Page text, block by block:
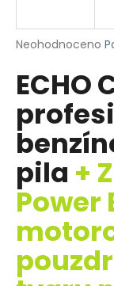
Průměrné
produktu
je
5
hvězdiček.
Neohodnoceno
ECHO
pila +
Power
j
t
?
D
o